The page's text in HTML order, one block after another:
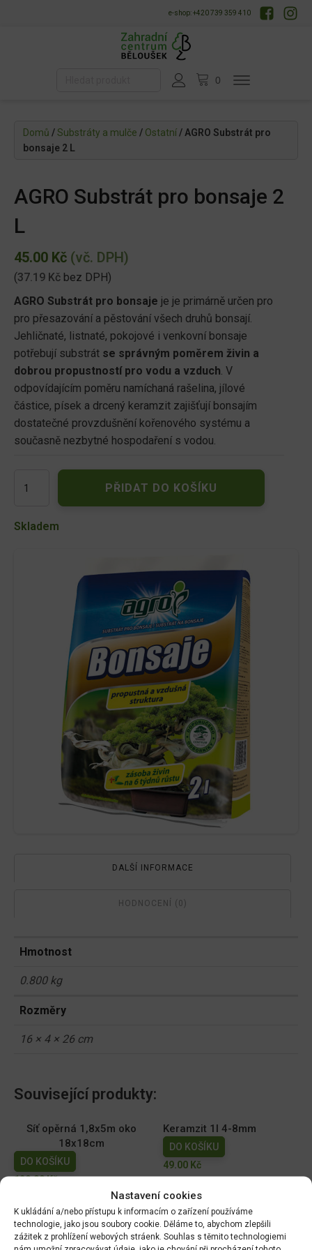
Nastavení cookies
K ukládání a/nebo přístupu k informacím o zařízení používáme
technologie, jako jsou soubory cookie. Děláme to, abychom zlepšili
zážitek z prohlížení webových stráenk. Souhlas s těmito technologiemi
e-shop: +420 739 359 410
Domů /Substráty a mulče / Ostatní/ AGRO Substrát pro
bonsaje 2 L
AGRO Substrát pro bonsaje 2
L
45.00 Kč (vč. DPH)
(37.19 Kč bez DPH)
AGRO Substrát pro bonsaje je je primárně určen pro
pro přesazování a pěstování všech druhů bonsají.
Jehličnaté, listnaté, pokojové i venkovní bonsaje
potřebují substrát se správným poměrem živin a
dobrou propustností pro vodu a vzduch. V
odpovídajícím poměru namíchaná rašelina, jílové
částice, písek a drcený keramzit zajišťují bonsajím
dostatečné provzdušnění kořenového systému a
současně nezbytné hospodaření s vodou.
Substrát
bonsaje
PŘIDAT DO KOŠÍKU
Skladem
DALŠÍ INFORMACE
HODNOCENÍ (0)
Hmotnost
0.800 kg
Rozměry
16 × 4 × 26 cm
Související produkty:
Síť opěrná 1,8x5m oko
18x18cm
DO KOŠÍKU
129.00Kč
Keramzit 1l 4-8mm
DO KOŠÍKU
49.00 Kč
Forestina Hoštický
substrát pro muškáty 20l
DO KOŠÍKU
Floria PREMIUM Substrát
do samozavlažovacích
truhlíků 18l - BLACK